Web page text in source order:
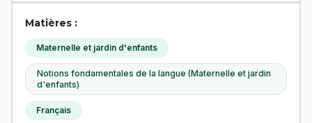
Matières :
Maternelle et jardin d'enfants
Notions fondamentales de la langue (Maternelle et jardin
d'enfants)
Français